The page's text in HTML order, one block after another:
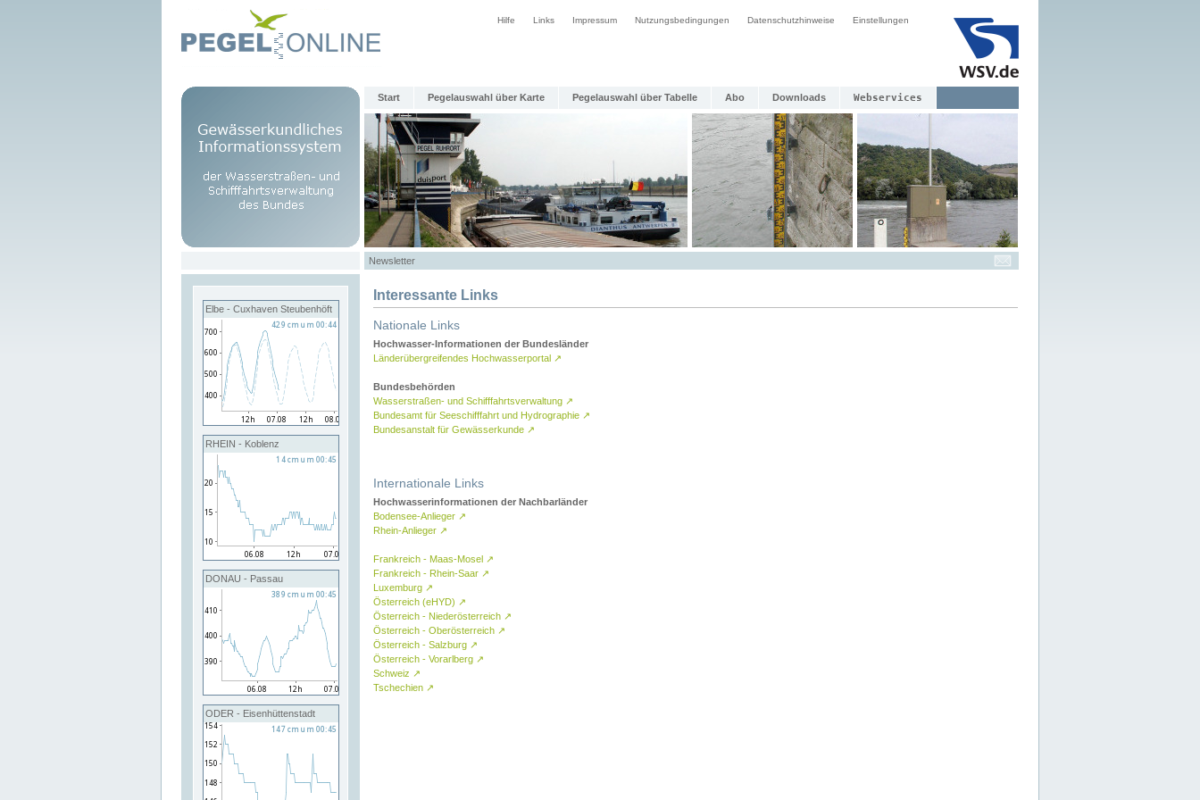
Hilfe Links Impressum Nutzungsbedingungen Datenschutzhinweise Einstellungen
Start Pegelauswahl über Karte Pegelauswahl über Tabelle Abo Downloads Webservices
Newsletter
Elbe - Cuxhaven Steubenhöft
RHEIN - Koblenz
DONAU - Passau
ODER - Eisenhüttenstadt
Interessante Links
Nationale Links
Hochwasser-Informationen der Bundesländer
Länderübergreifendes Hochwasserportal ↗
Bundesbehörden
Wasserstraßen- und Schifffahrtsverwaltung ↗
Bundesamt für Seeschifffahrt und Hydrographie ↗
Bundesanstalt für Gewässerkunde ↗
Internationale Links
Hochwasserinformationen der Nachbarländer
Bodensee-Anlieger ↗
Rhein-Anlieger ↗
Frankreich - Maas-Mosel ↗
Frankreich - Rhein-Saar ↗
Luxemburg ↗
Österreich (eHYD) ↗
Österreich - Niederösterreich ↗
Österreich - Oberösterreich ↗
Österreich - Salzburg ↗
Österreich - Vorarlberg ↗
Schweiz ↗
Tschechien ↗